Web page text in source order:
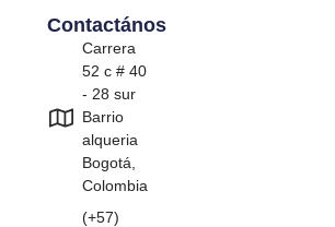
Contactános
Carrera
52 c # 40
- 28 sur
Barrio
alqueria
Bogotá,
Colombia
(+57)